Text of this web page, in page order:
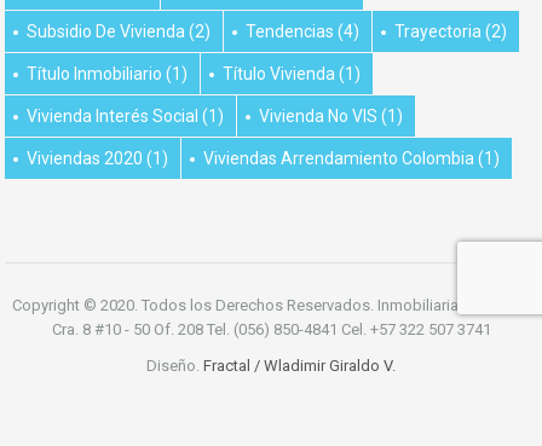
Subsidio De Vivienda (2) Tendencias (4) Trayectoria (2)
Título Inmobiliario (1) Título Vivienda (1)
Vivienda Interés Social (1) Vivienda No VIS (1)
Viviendas 2020 (1) Viviendas Arrendamiento Colombia (1)
Copyright © 2020. Todos los Derechos Reservados. Inmobiliaria Chinchiná
Cra. 8 #10 - 50 Of. 208 Tel. (056) 850-4841 Cel. +57 322 507 3741
Diseño. Fractal / Wladimir Giraldo V.